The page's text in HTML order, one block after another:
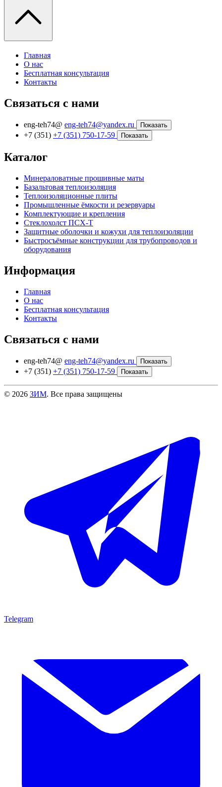
Главная
О нас
Бесплатная консультация
Контакты
Связаться с нами
eng-teh74@ eng-teh74@yandex.ru Показать
+7 (351) +7 (351) 750-17-59 Показать
Каталог
Минераловатные прошивные маты
Базальтовая теплоизоляция
Теплоизоляционные плиты
Промышленные ёмкости и резервуары
Комплектующие и крепления
Стеклохолст ПСХ-Т
Защитные оболочки и кожухи для теплоизоляции
Быстросъёмные конструкции для трубопроводов и
оборудования
Информация
Главная
О нас
Бесплатная консультация
Контакты
Связаться с нами
eng-teh74@ eng-teh74@yandex.ru Показать
+7 (351) +7 (351) 750-17-59 Показать
© 2026 ЗИМ. Все права защищены
Telegram